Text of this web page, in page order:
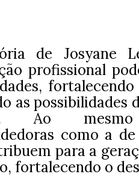
de Josyane
profissional
as possibilidades
Ao
como a
para a
fortalecendo o